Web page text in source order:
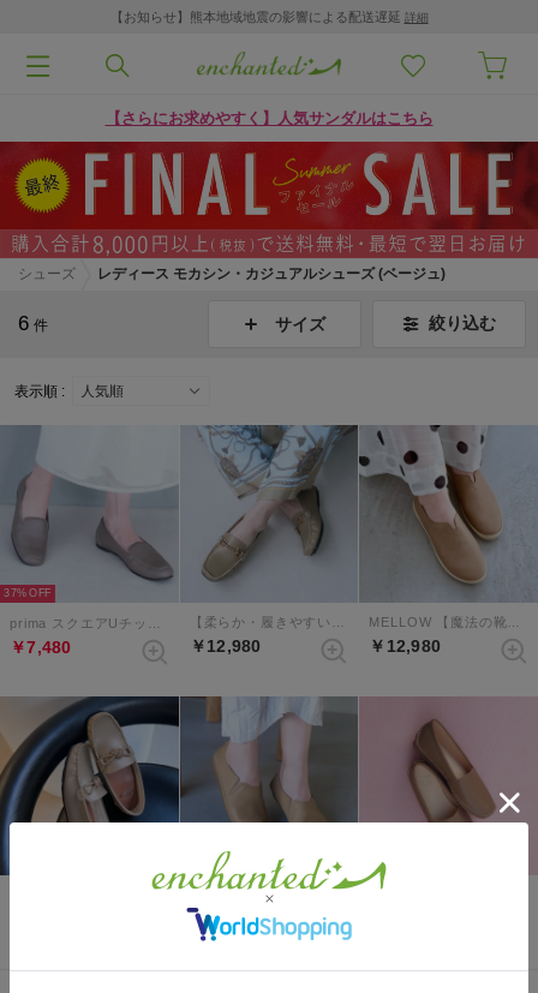
【お知らせ】熊本地域地震の影響による配送遅延 詳細
【さらにお求めやすく】人気サンダルはこちら
シューズ レディース モカシン・カジュアルシューズ (ベージュ)
6 件 サイズ 絞り込む
表示順 :
37%
￥7,480 ￥12,980 ￥12,980
MELLOW【柔らか・履きやすい】ソフトチューブモカシン （グレージュ） MELLOW ソフトフィットスリッポンフラットシューズ （ベージュ）
￥9,900
34%